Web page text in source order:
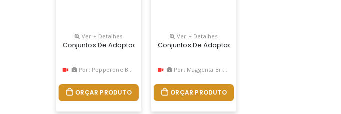
Ver + Detalhes
Conjuntos De Adaptadores
Por: Pepperone Brindes
ORÇAR PRODUTO
Ver + Detalhes
Conjuntos De Adaptadores
Por: Maggenta Brindes
ORÇAR PRODUTO